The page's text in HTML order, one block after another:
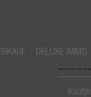
DELUXE IMMO
in